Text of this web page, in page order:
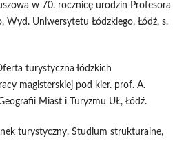
w 70. rocznicę urodzin Profesora
Wyd. Uniwersytetu Łódzkiego, Łódź, s.
turystyczna łódzkich
magisterskiej pod kier. prof. A.
Miast i Turyzmu UŁ, Łódź.
turystyczny. Studium strukturalne,